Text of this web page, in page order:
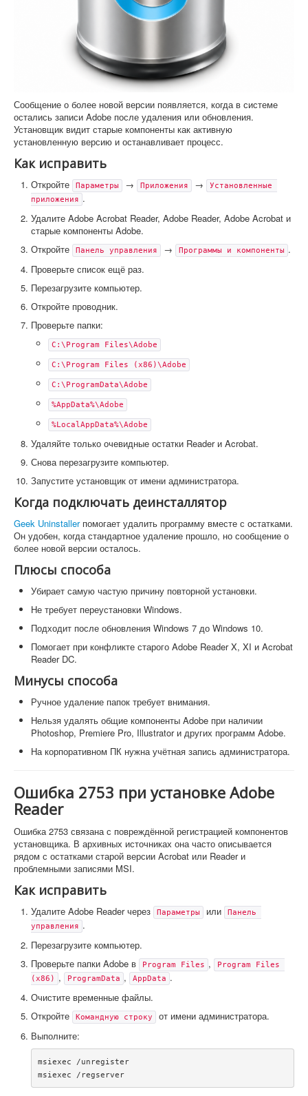
Сообщение о более новой версии появляется, когда в системе
остались записи Adobe после удаления или обновления.
Установщик видит старые компоненты как активную
установленную версию и останавливает процесс.
Как исправить
Откройте Параметры → Приложения →
Установленные
приложения .
Удалите Adobe Acrobat Reader, Adobe Reader, Adobe Acrobat и
старые компоненты Adobe.
Откройте
Панель управления → Программы и компоненты .
Проверьте список ещё раз.
Перезагрузите компьютер.
Откройте проводник.
Проверьте папки:
C:\Program Files\Adobe
C:\Program Files (x86)\Adobe
C:\ProgramData\Adobe
%AppData%\Adobe
%LocalAppData%\Adobe
Удаляйте только очевидные остатки Reader и Acrobat.
Снова перезагрузите компьютер.
Запустите установщик от имени администратора.
Когда подключать деинсталлятор
Geek Uninstallerпомогает удалить программу вместе с остатками.
Он удобен, когда стандартное удаление прошло, но сообщение о
более новой версии осталось.
Плюсы способа
Убирает самую частую причину повторной установки.
Не требует переустановки Windows.
Подходит после обновления Windows 7 до Windows 10.
Помогает при конфликте старого Adobe Reader X, XI и Acrobat
Reader DC.
Минусы способа
Ручное удаление папок требует внимания.
Нельзя удалять общие компоненты Adobe при наличии
Photoshop, Premiere Pro, Illustrator и других программ Adobe.
На корпоративном ПК нужна учётная запись администратора.
Ошибка 2753 при установке Adobe
Reader
Ошибка 2753 связана с повреждённой регистрацией компонентов
установщика. В архивных источниках она часто описывается
рядом с остатками старой версии Acrobat или Reader и
проблемными записями MSI.
Как исправить
Удалите Adobe Reader через Параметры или
Панель
управления .
Перезагрузите компьютер.
Проверьте папки Adobe в
Program Files ,
Program Files
(x86)
, ProgramData , AppData .
Очистите временные файлы.
Откройте
Командную строку
от имени администратора.
Выполните:
msiexec /unregister
msiexec /regserver